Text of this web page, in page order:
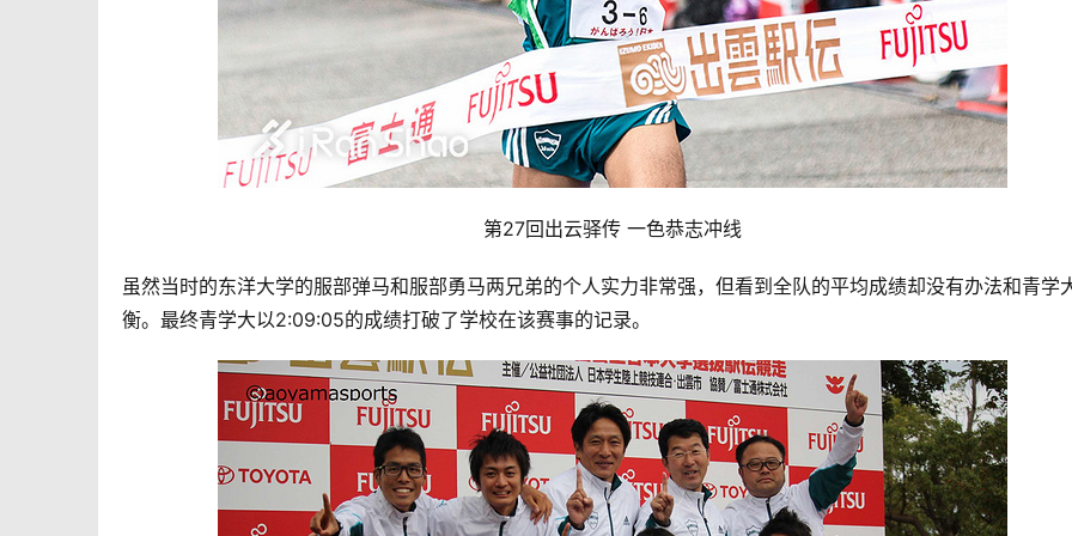
第27回出云驿传 一色恭志冲线
虽然当时的东洋大学的服部弹马和服部勇马两兄弟的个人实力非常强，但看到全队的平均成绩却没有办法和青学
衡。最终青学大以2:09:05的成绩打破了学校在该赛事的记录。